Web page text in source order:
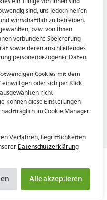
sind, uns jedoch helfen
wirtschaftlich zu betreiben.
bzw. von Ihnen
verbundene Speicherung
sowie deren anschließendes
personenbezogener Daten.
Cookies mit dem
einwilligen oder sich per Klick
nicht
können diese Einstellungen
im Cookie Manager
Verfahren, Begrifflichkeiten
Datenschutzerklärung
Alle akzeptieren